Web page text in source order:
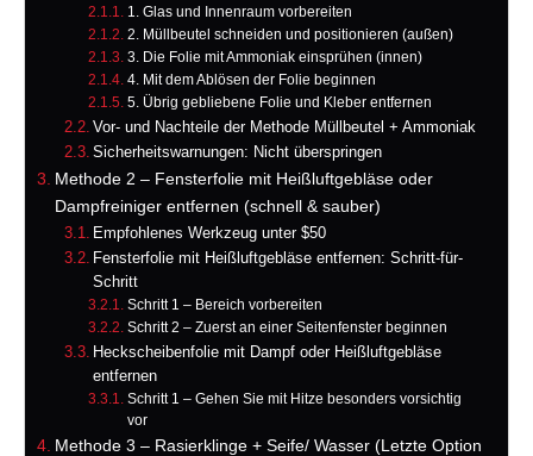
1. Glas und Innenraum vorbereiten
2. Müllbeutel schneiden und positionieren (außen)
3. Die Folie mit Ammoniak einsprühen (innen)
4. Mit dem Ablösen der Folie beginnen
5. Übrig gebliebene Folie und Kleber entfernen
Vor- und Nachteile der Methode Müllbeutel + Ammoniak
Sicherheitswarnungen: Nicht überspringen
Methode 2 – Fensterfolie mit Heißluftgebläse oder
Dampfreiniger entfernen (schnell & sauber)
Empfohlenes Werkzeug unter $50
Fensterfolie mit Heißluftgebläse entfernen: Schritt-für-
Schritt
Schritt 1 – Bereich vorbereiten
Schritt 2 – Zuerst an einer Seitenfenster beginnen
Heckscheibenfolie mit Dampf oder Heißluftgebläse
entfernen
Schritt 1 – Gehen Sie mit Hitze besonders vorsichtig
vor
Methode 3 – Rasierklinge + Seife/ Wasser (Letzte Option